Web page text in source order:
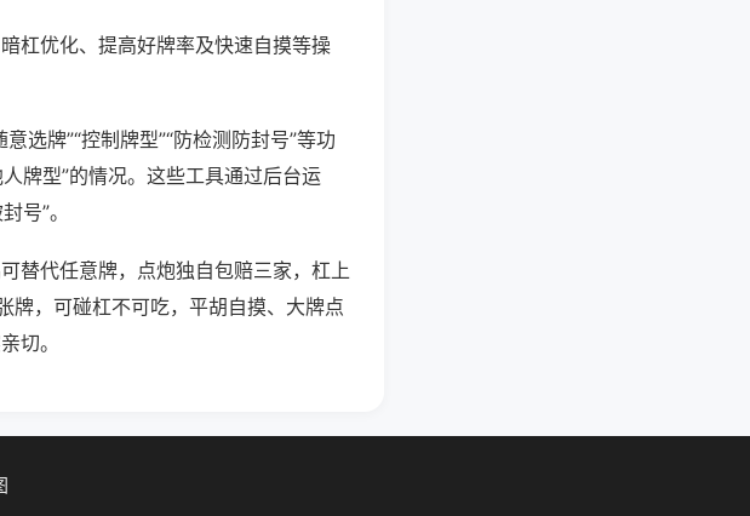
杠优化、提高好牌率及快速自摸等操
选牌”“控制牌型”“防检测防封号”等功
牌型”的情况。这些工具通过后台运
号”。
替代任意牌，点炮独自包赔三家，杠上
牌，可碰杠不可吃，平胡自摸、大牌点
切。